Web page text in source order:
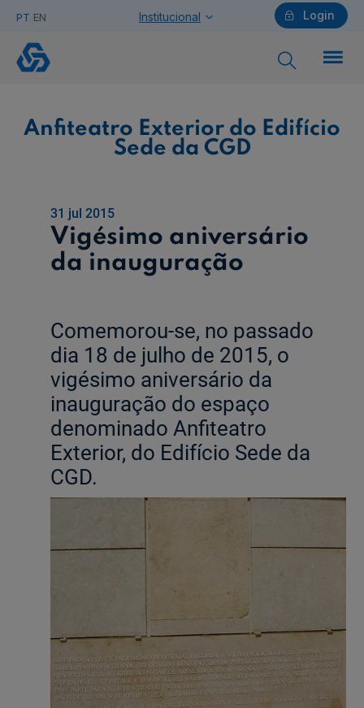
PT EN Login
Institucional
Saiba mais sobre a Chave Móvel Digital
Ajuda Empresas
Quero ser cliente:
Aderir ao Caixadirecta Particulares
Aderir ao Caixadirecta Empresas
Recomendações de Segurança
Anfiteatro
Exterior
do
Edifício
Anfiteatro Exterior do Edifício
Sede da CGD
31 jul 2015
Vigésimo aniversário
da inauguração
Comemorou-se, no passado
dia 18 de julho de 2015, o
vigésimo aniversário da
inauguração do espaço
denominado Anfiteatro
Exterior, do Edifício Sede da
CGD.